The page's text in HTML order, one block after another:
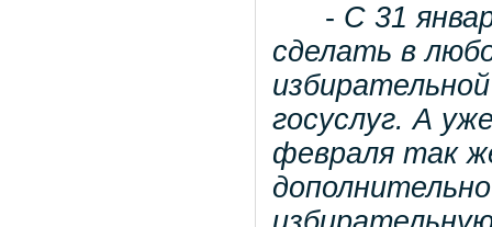
- С 31
сделать в
госуслуг. А
февраля так